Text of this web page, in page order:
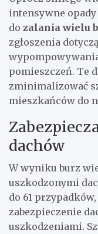
intensywne
do zalania wielu
zgłoszenia
pomieszczeń. Te
zminimalizować
mieszkańców do
dachów
W wyniku burz
uszkodzonymi
do 61
zabezpieczenie
uszkodzeniami.